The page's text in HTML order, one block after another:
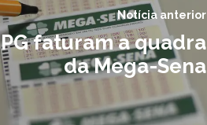
Notícia anterior
faturam a quadra
da Mega-Sena